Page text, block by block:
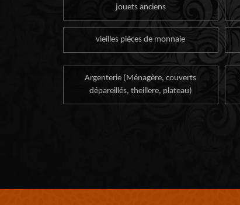
jouets anciens
vieilles pièces de monnaie
Argenterie (Ménagère, couverts
dépareillés, theillere, plateau)